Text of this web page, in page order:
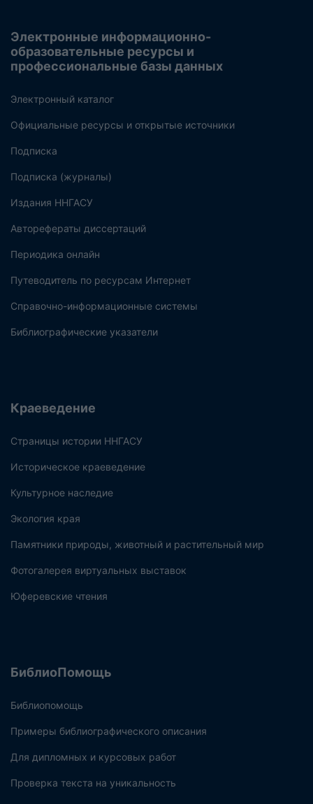
Электронные информационно-
образовательные ресурсы и
профессиональные базы данных
Электронный каталог
Официальные ресурсы и открытые источники
Подписка
Подписка (журналы)
Издания ННГАСУ
Авторефераты диссертаций
Периодика онлайн
Путеводитель по ресурсам Интернет
Справочно-информационные системы
Библиографические указатели
Краеведение
Страницы истории ННГАСУ
Историческое краеведение
Культурное наследие
Экология края
Памятники природы, животный и растительный мир
Фотогалерея виртуальных выставок
Юферевские чтения
БиблиоПомощь
Библиопомощь
Примеры библиографического описания
Для дипломных и курсовых работ
Проверка текста на уникальность